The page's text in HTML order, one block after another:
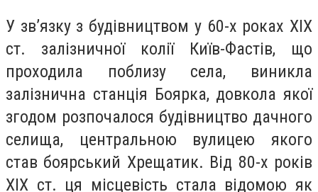
У зв’язку з будівництвом у 60-х роках ХІХ
ст. залізничної колії Київ-Фастів, що
проходила поблизу села, виникла
залізнична станція Боярка, довкола якої
згодом розпочалося будівництво дачного
селища, центральною вулицею якого
став боярський Хрещатик. Від 80-х років
ХІХ ст. ця місцевість стала відомою як